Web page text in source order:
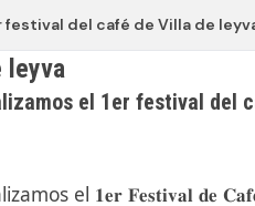
festival del café de Villa de
leyva
el 1er festival del
el 𝟏𝐞𝐫 𝐅𝐞𝐬𝐭𝐢𝐯𝐚𝐥 𝐝𝐞